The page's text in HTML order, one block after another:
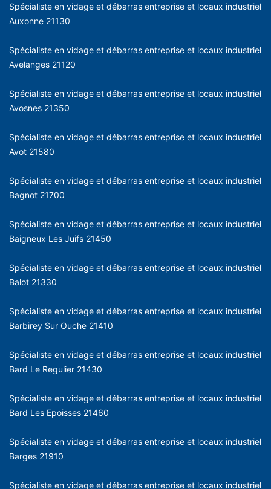
Spécialiste en vidage et débarras entreprise et locaux industriel
Auxonne 21130
Spécialiste en vidage et débarras entreprise et locaux industriel
Avelanges 21120
Spécialiste en vidage et débarras entreprise et locaux industriel
Avosnes 21350
Spécialiste en vidage et débarras entreprise et locaux industriel
Avot 21580
Spécialiste en vidage et débarras entreprise et locaux industriel
Bagnot 21700
Spécialiste en vidage et débarras entreprise et locaux industriel
Baigneux Les Juifs 21450
Spécialiste en vidage et débarras entreprise et locaux industriel
Balot 21330
Spécialiste en vidage et débarras entreprise et locaux industriel
Barbirey Sur Ouche 21410
Spécialiste en vidage et débarras entreprise et locaux industriel
Bard Le Regulier 21430
Spécialiste en vidage et débarras entreprise et locaux industriel
Bard Les Epoisses 21460
Spécialiste en vidage et débarras entreprise et locaux industriel
Barges 21910
Spécialiste en vidage et débarras entreprise et locaux industriel